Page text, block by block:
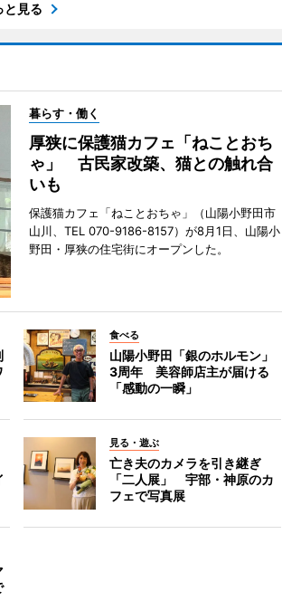
と見る
暮らす・働く
厚狭に保護猫カフェ「ねことおち
ゃ」 古民家改築、猫との触れ合
いも
保護猫カフェ「ねことおちゃ」（山陽小野田市
山川、TEL 070-9186-8157）が8月1日、山陽小
野田・厚狭の住宅街にオープンした。
食べる
山陽小野田「銀のホルモン」
3周年 美容師店主が届ける
「感動の一瞬」
見る・遊ぶ
亡き夫のカメラを引き継ぎ
「二人展」 宇部・神原のカ
フェで写真展